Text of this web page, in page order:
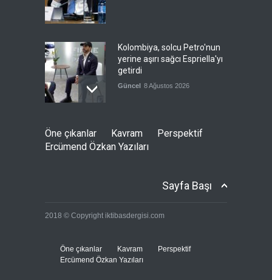
Kolombiya, solcu Petro'nun
yerine aşırı sağcı Espriella'yı
getirdi
Güncel 8 Ağustos 2026
İslam İşbirliği Teşkilatı,
Mekke Anlaşmasını övdü
Meksika'yı yanına çekmeye
Öne çıkanlar Kavram
Perspektif
Ercümend Özkan Yazıları
Sayfa Başı
2018 © Copyright iktibasdergisi.com
Öne çıkanlar Kavram
Perspektif
Ercümend Özkan Yazıları